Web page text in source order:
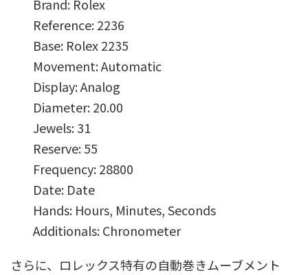
Brand: Rolex
Reference: 2236
Base: Rolex 2235
Movement: Automatic
Display: Analog
Diameter: 20.00
Jewels: 31
Reserve: 55
Frequency: 28800
Date: Date
Hands: Hours, Minutes, Seconds
Additionals: Chronometer
さらに、ロレックス特有の自動巻きムーブメント